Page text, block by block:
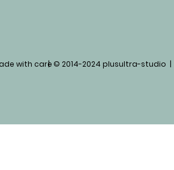
with care| © 2014-2024 plusultra-studio |